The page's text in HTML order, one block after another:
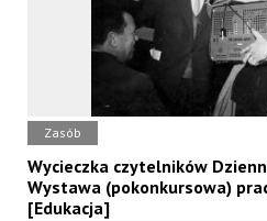
Zasób
Wycieczka czytelników
Wystawa (pokonkursowa)
[Edukacja]